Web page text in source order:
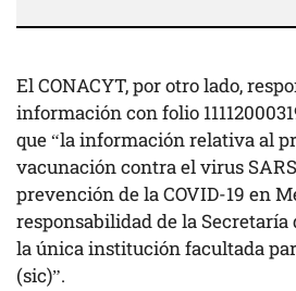
El CONACYT, por otro lado,
información con folio
que “la información relativa al
vacunación contra el virus
prevención de la COVID-19 en
responsabilidad de la Secretaría
la única institución facultada
(sic)”.